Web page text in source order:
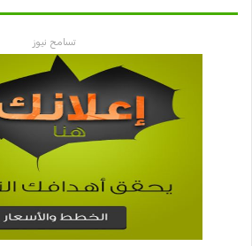
تسامح نيوز